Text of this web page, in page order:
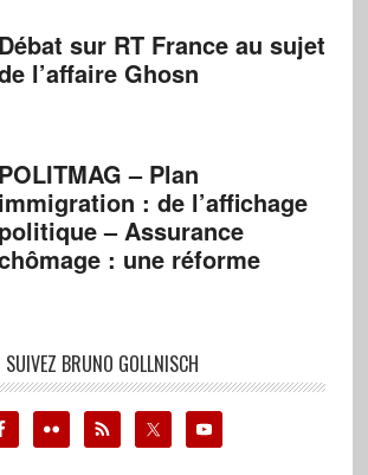
Débat sur RT France au sujet
l’affaire Ghosn
POLITMAG – Plan
immigration : de l’affichage
politique – Assurance
: une réforme
SUIVEZ BRUNO GOLLNISCH